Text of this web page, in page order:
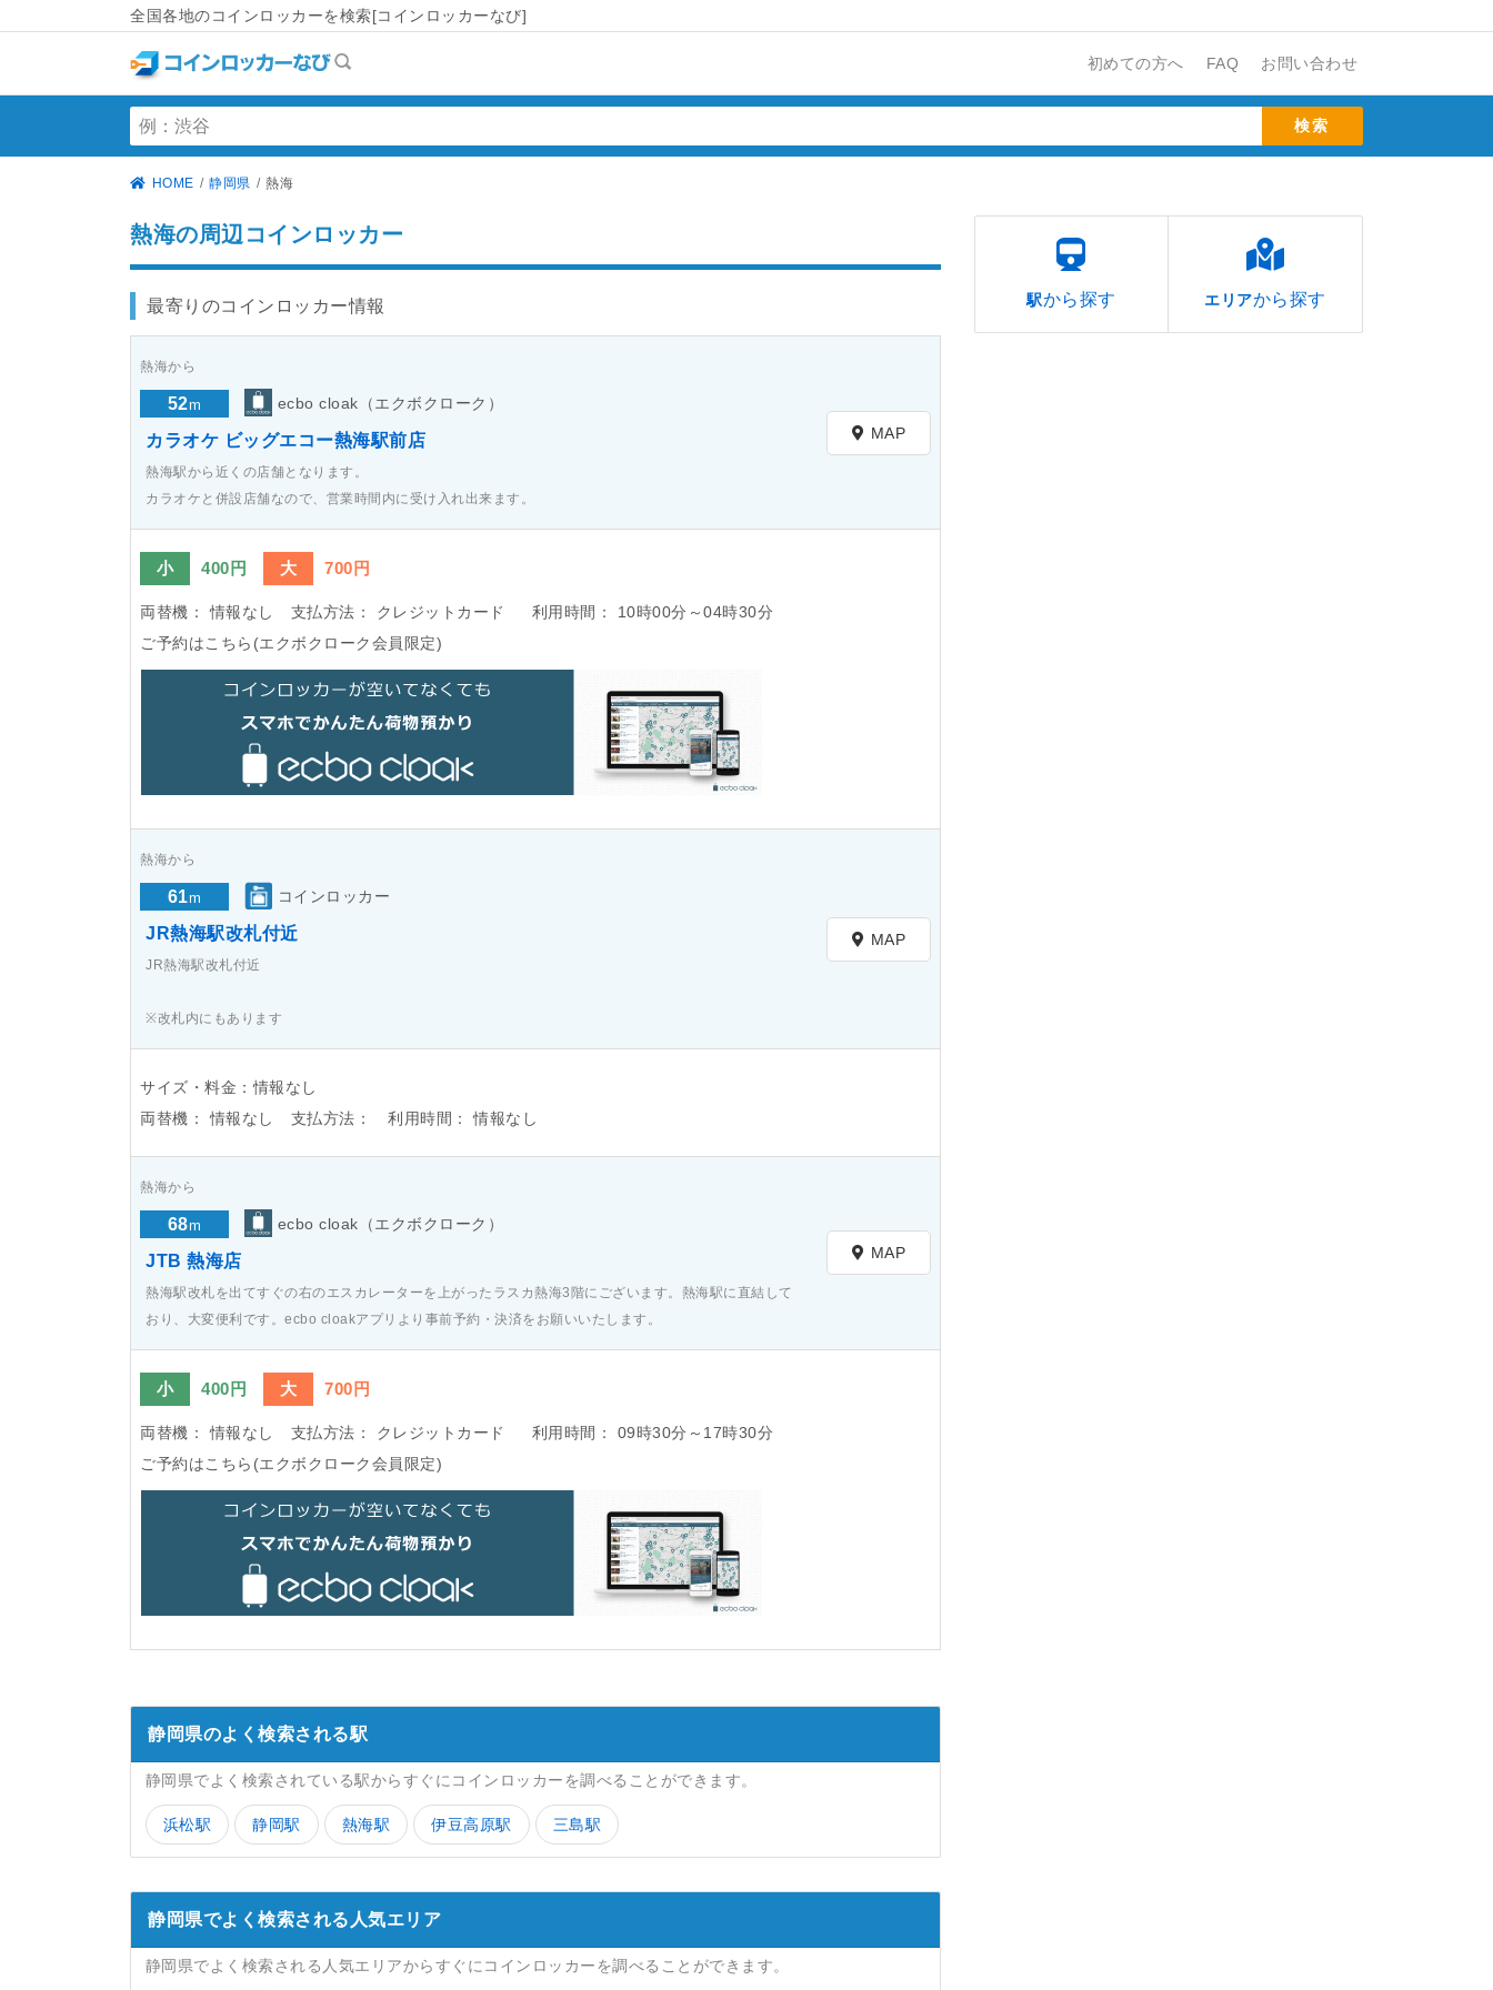
全国各地のコインロッカーを検索[コインロッカーなび]
初めての方へ FAQ お問い合わせ
HOME 静岡県 熱海
熱海の周辺コインロッカー
最寄りのコインロッカー情報
熱海から
52m ecbo cloak（エクボクローク）
カラオケ ビッグエコー熱海駅前店
熱海駅から近くの店舗となります。
カラオケと併設店舗なので、営業時間内に受け入れ出来ます。
MAP
小 400円 大 700円
両替機： 情報なし 支払方法： クレジットカード 利用時間：
10時00分～04時30分
ご予約はこちら(エクボクローク会員限定)
熱海から
61m コインロッカー
JR熱海駅改札付近
JR熱海駅改札付近
※改札内にもあります
MAP
サイズ・料金：情報なし
両替機：
情報なし 支払方法： 利用時間： 情報なし
熱海から
68m ecbo cloak（エクボクローク）
JTB 熱海店
熱海駅改札を出てすぐの右のエスカレーターを上がったラスカ熱海3階にございます。熱海駅に直結して
おり、大変便利です。ecbo cloakアプリより事前予約・決済をお願いいたします。
MAP
小 400円 大 700円
両替機： 情報なし 支払方法： クレジットカード 利用時間：
09時30分～17時30分
ご予約はこちら(エクボクローク会員限定)
静岡県のよく検索される駅
静岡県でよく検索されている駅からすぐにコインロッカーを調べることができます。
浜松駅 静岡駅 熱海駅 伊豆高原駅 三島駅
静岡県でよく検索される人気エリア
静岡県でよく検索される人気エリアからすぐにコインロッカーを調べることができます。
駅から探す エリアから探す